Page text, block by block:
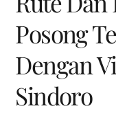
Posong
Dengan
Sindoro